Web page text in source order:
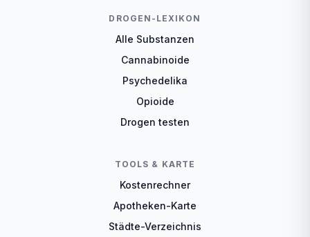
DROGEN-LEXIKON
Alle Substanzen
Cannabinoide
Psychedelika
Opioide
Drogen testen
TOOLS & KARTE
Kostenrechner
Apotheken-Karte
Städte-Verzeichnis